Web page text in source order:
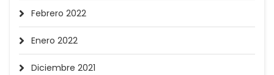
Febrero 2022
Enero 2022
Diciembre 2021